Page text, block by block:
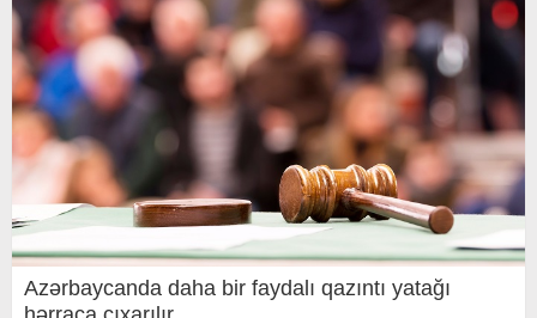
Azərbaycanda daha bir faydalı qazıntı yatağı